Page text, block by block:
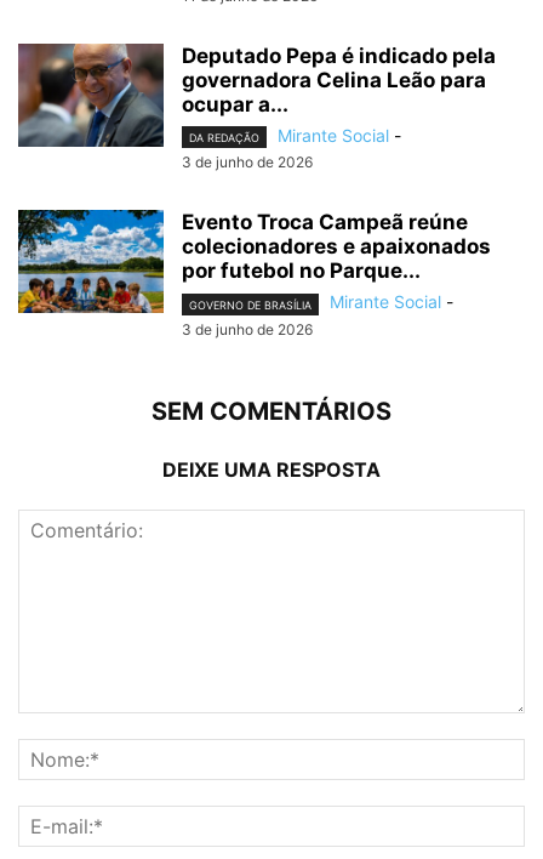
Deputado Pepa é indicado pela
governadora Celina Leão para
ocupar a...
DA REDAÇÃO Mirante Social -
3 de junho de 2026
Evento Troca Campeã reúne
colecionadores e apaixonados
por futebol no Parque...
GOVERNO DE BRASÍLIA Mirante Social -
3 de junho de 2026
SEM COMENTÁRIOS
DEIXE UMA RESPOSTA